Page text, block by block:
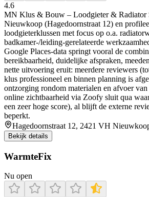
4.6
MN Klus & Bouw – Loodgieter & Radiator
Nieuwkoop (Hagedoornstraat 12) en
loodgieterklussen met focus op o.a.
badkamer-/leiding-gerelateerde
Google Places-data springt vooral de
bereikbaarheid, duidelijke afspraken,
nette uitvoering eruit: meerdere reviewers
klus professioneel en binnen planning is
ontzorging rondom materialen en afvoer
online zichtbaarheid via Zoofy sluit qua
een zeer hoge score), al blijft de externe
beperkt.
Hagedoornstraat 12, 2421 VH
Bekijk details
WarmteFix
Nu open